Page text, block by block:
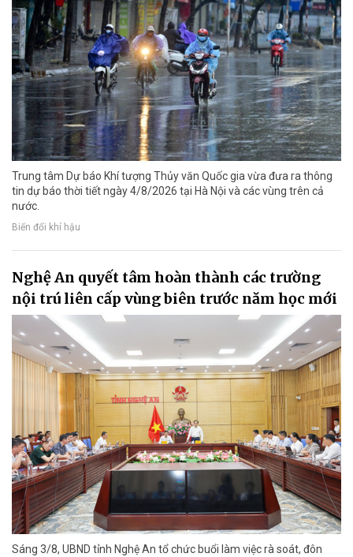
Trung tâm Dự báo Khí tượng Thủy văn Quốc gia vừa đưa ra thông
tin dự báo thời tiết ngày 4/8/2026 tại Hà Nội và các vùng trên cả
nước.
Biến đổi khí hậu
Nghệ An quyết tâm hoàn thành các trường
nội trú liên cấp vùng biên trước năm học mới
Sáng 3/8, UBND tỉnh Nghệ An tổ chức buổi làm việc rà soát, đôn